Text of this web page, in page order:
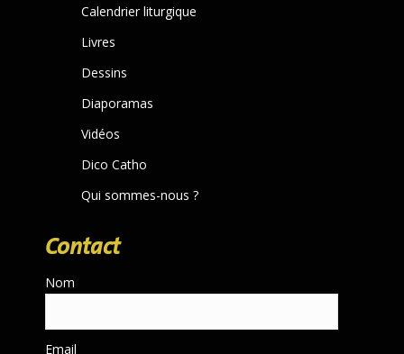
window
Calendrier liturgique
Livres
Dessins
Diaporamas
Vidéos
Dico Catho
Qui sommes-nous ?
Contact
Nom
Email